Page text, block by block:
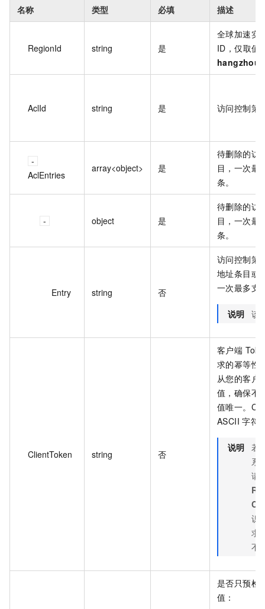
名称 类型 必填 描述
RegionId string 是
全球加速实
ID，仅取值
hangzhou
AclId string 是 访问控制策
AclEntries
array<object> 是
待删除的访
目，一次最
条。
object 是
待删除的访
目，一次最
条。
Entry string 否
访问控制策
地址条目或
一次最多支
说明 该
ClientToken string 否
客户端
求的幂等性
从您的客户
值，确保不
值唯一。
ASCII 字符
说明 若
系
请
识
求
不
是否只预检
值：